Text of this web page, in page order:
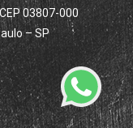
03807-000
– SP